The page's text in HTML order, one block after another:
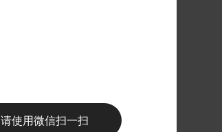
请使用微信扫一扫